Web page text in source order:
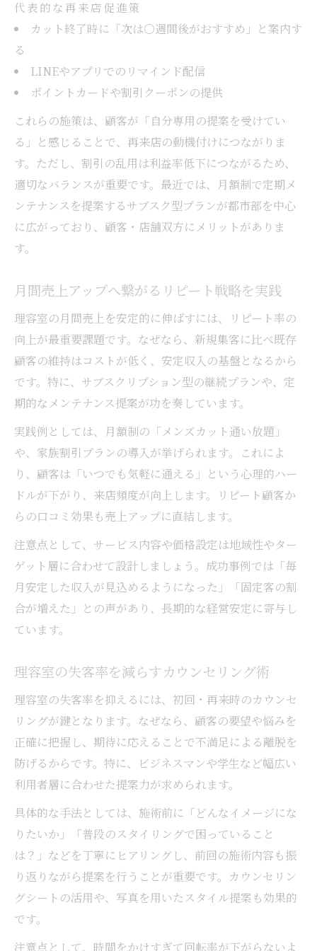
代表的な再来店促進策
カット終了時に「次は〇週間後がおすすめ」と案内す
る
LINEやアプリでのリマインド配信
ポイントカードや割引クーポンの提供
これらの施策は、顧客が「自分専用の提案を受けてい
る」と感じることで、再来店の動機付けにつながりま
す。ただし、割引の乱用は利益率低下につながるため、
適切なバランスが重要です。最近では、月額制で定期メ
ンテナンスを提案するサブスク型プランが都市部を中心
に広がっており、顧客・店舗双方にメリットがありま
す。
月間売上アップへ繋がるリピート戦略を実践
理容室の月間売上を安定的に伸ばすには、リピート率の
向上が最重要課題です。なぜなら、新規集客に比べ既存
顧客の維持はコストが低く、安定収入の基盤となるから
です。特に、サブスクリプション型の継続プランや、定
期的なメンテナンス提案が功を奏しています。
実践例としては、月額制の「メンズカット通い放題」
や、家族割引プランの導入が挙げられます。これによ
り、顧客は「いつでも気軽に通える」という心理的ハー
ドルが下がり、来店頻度が向上します。リピート顧客か
らの口コミ効果も売上アップに直結します。
注意点として、サービス内容や価格設定は地域性やター
ゲット層に合わせて設計しましょう。成功事例では「毎
月安定した収入が見込めるようになった」「固定客の割
合が増えた」との声があり、長期的な経営安定に寄与し
ています。
理容室の失客率を減らすカウンセリング術
理容室の失客率を抑えるには、初回・再来時のカウンセ
リングが鍵となります。なぜなら、顧客の要望や悩みを
正確に把握し、期待に応えることで不満足による離脱を
防げるからです。特に、ビジネスマンや学生など幅広い
利用者層に合わせた提案力が求められます。
具体的な手法としては、施術前に「どんなイメージにな
りたいか」「普段のスタイリングで困っていること
は？」などを丁寧にヒアリングし、前回の施術内容も振
り返りながら提案を行うことが重要です。カウンセリン
グシートの活用や、写真を用いたスタイル提案も効果的
です。
注意点として、時間をかけすぎて回転率が下がらないよ